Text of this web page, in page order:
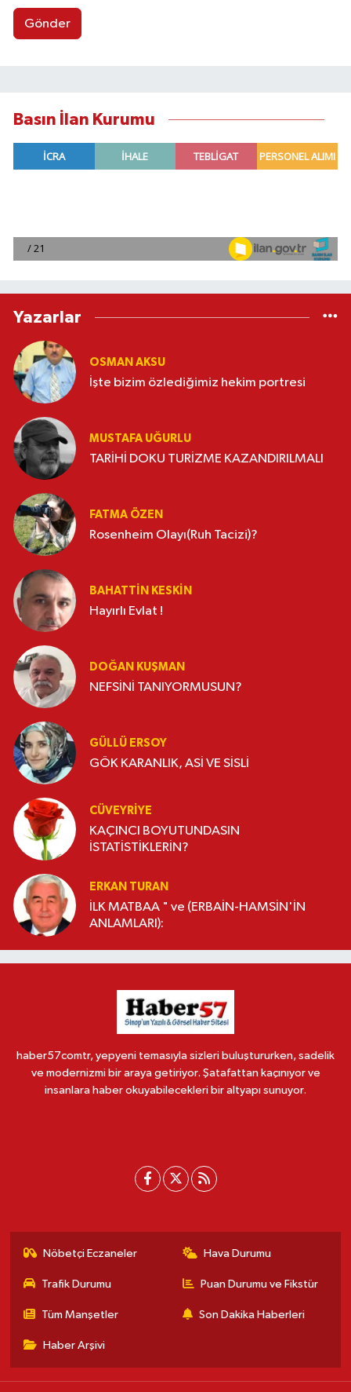
Gönder
Basın İlan Kurumu
Yazarlar
OSMAN AKSU
İşte bizim özlediğimiz hekim portresi
MUSTAFA UĞURLU
TARİHİ DOKU TURİZME KAZANDIRILMALI
FATMA ÖZEN
Rosenheim Olayı(Ruh Tacizi)?
BAHATTIN KESKİN
Hayırlı Evlat !
DOĞAN KUŞMAN
NEFSİNİ TANIYORMUSUN?
GÜLLÜ ERSOY
GÖK KARANLIK, ASİ VE SİSLİ
CÜVEYRIYE
KAÇINCI BOYUTUNDASIN
İSTATİSTİKLERİN?
ERKAN TURAN
İLK MATBAA " ve (ERBAİN-HAMSİN'İN
ANLAMLARI):
haber57comtr, yepyeni temasıyla sizleri buluştururken, sadelik
ve modernizmi bir araya getiriyor. Şatafattan kaçınıyor ve
insanlara haber okuyabilecekleri bir altyapı sunuyor.
Nöbetçi Eczaneler Hava Durumu
Trafik Durumu Puan Durumu ve Fikstür
Tüm Manşetler Son Dakika Haberleri
Haber Arşivi